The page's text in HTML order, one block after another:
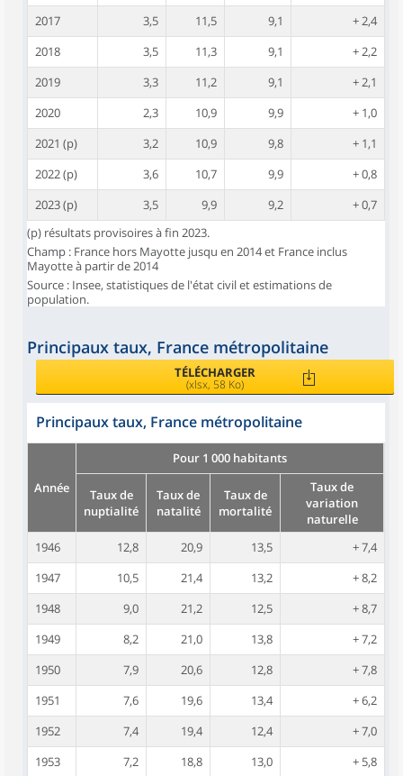
2017
3,5 11,5 9,1
+ 2,4
2018
3,5 11,3 9,1
+ 2,2
2019
3,3 11,2 9,1
+ 2,1
2020
2,3 10,9 9,9
+ 1,0
2021 (p)
3,2 10,9 9,8
+ 1,1
2022 (p)
3,6 10,7 9,9
+ 0,8
2023 (p)
3,5 9,9 9,2
+ 0,7
(p) résultats provisoires à fin 2023.
Champ : France hors Mayotte jusqu en 2014 et France inclus
Mayotte à partir de 2014
Source : Insee, statistiques de l'état civil et estimations de
population.
Principaux taux, France métropolitaine
TÉLÉCHARGER
(xlsx, 58 Ko)
Principaux taux, France métropolitaine
Année
Pour 1 000 habitants
Taux de
nuptialité
Taux de
natalité
Taux de
mortalité
Taux de
variation
naturelle
1946
12,8 20,9 13,5
+ 7,4
1947
10,5 21,4 13,2
+ 8,2
1948
9,0 21,2 12,5
+ 8,7
1949
8,2 21,0 13,8
+ 7,2
1950
7,9 20,6 12,8
+ 7,8
1951
7,6 19,6 13,4
+ 6,2
1952
7,4 19,4 12,4
+ 7,0
1953
7,2 18,8 13,0
+ 5,8